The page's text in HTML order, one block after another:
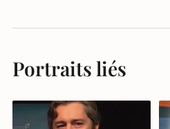
Portraits liés